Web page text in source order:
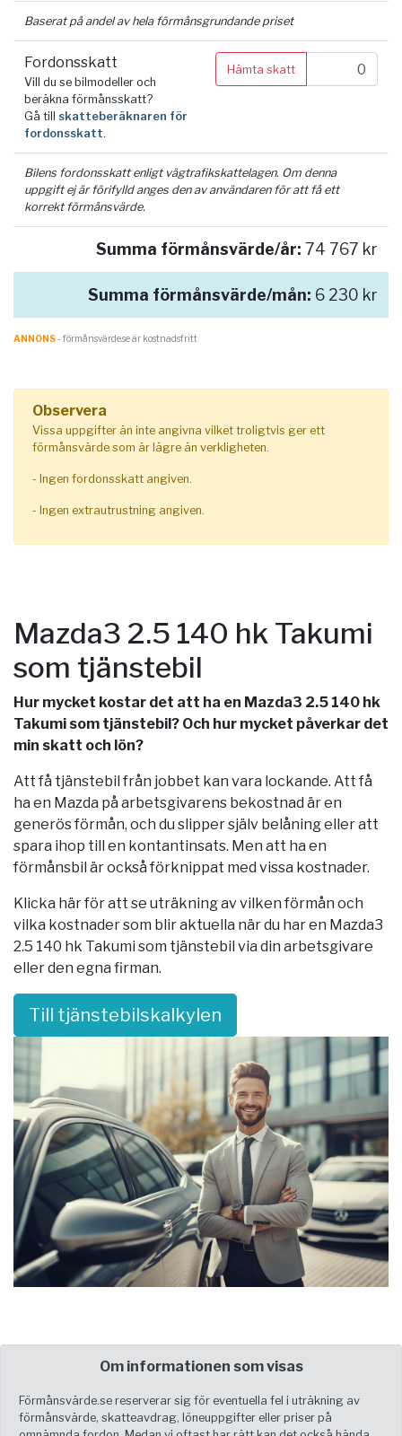
Baserat på andel av hela förmånsgrundande priset
Fordonsskatt
Vill du se bilmodeller och
beräkna förmånsskatt?
Gå till skatteberäknaren för
fordonsskatt.
Hämta skatt
Bilens fordonsskatt enligt vägtrafikskattelagen. Om denna
uppgift ej är förifylld anges den av användaren för att få ett
korrekt förmånsvärde.
Summa förmånsvärde/år: 74 767 kr
Summa förmånsvärde/mån: 6 230 kr
ANNONS- förmånsvärde.se är kostnadsfritt
Observera
Vissa uppgifter än inte angivna vilket troligtvis ger ett
förmånsvärde som är lägre än verkligheten.
- Ingen fordonsskatt angiven.
- Ingen extrautrustning angiven.
Mazda3 2.5 140 hk Takumi
som tjänstebil
Hur mycket kostar det att ha en Mazda3 2.5 140 hk
Takumi som tjänstebil? Och hur mycket påverkar det
min skatt och lön?
Att få tjänstebil från jobbet kan vara lockande. Att få
ha en Mazda på arbetsgivarens bekostnad är en
generös förmån, och du slipper själv belåning eller att
spara ihop till en kontantinsats. Men att ha en
förmånsbil är också förknippat med vissa kostnader.
Klicka här för att se uträkning av vilken förmån och
vilka kostnader som blir aktuella när du har en Mazda3
2.5 140 hk Takumi som tjänstebil via din arbetsgivare
eller den egna firman.
Till tjänstebilskalkylen
Om informationen som visas
Förmånsvärde.se reserverar sig för eventuella fel i uträkning av
förmånsvärde, skatteavdrag, löneuppgifter eller priser på